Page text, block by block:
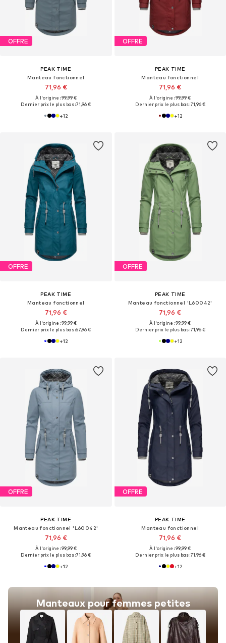
OFFRE
PEAK TIME
Manteau fonctionnel
71,96 €
À l'origine : 99,99 €
Dernier prix le plus bas :71,96 €
+12
OFFRE
PEAK TIME
Manteau fonctionnel
71,96 €
À l'origine : 99,99 €
Dernier prix le plus bas :71,96 €
+12
OFFRE
PEAK TIME
Manteau fonctionnel
71,96 €
À l'origine : 99,99 €
Dernier prix le plus bas :67,96 €
+12
OFFRE
PEAK TIME
Manteau fonctionnel 'L60042'
71,96 €
À l'origine : 99,99 €
Dernier prix le plus bas :71,96 €
+12
OFFRE
PEAK TIME
Manteau fonctionnel 'L60042'
71,96 €
À l'origine : 99,99 €
Dernier prix le plus bas :71,96 €
+12
Manteaux pour femmes petites
OFFRE
PEAK TIME
Manteau fonctionnel
71,96 €
À l'origine : 99,99 €
Dernier prix le plus bas :71,96 €
+12